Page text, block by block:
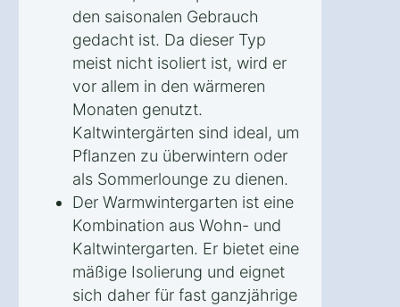
den saisonalen Gebrauch
gedacht ist. Da dieser Typ
meist nicht isoliert ist, wird er
vor allem in den wärmeren
Monaten genutzt.
Kaltwintergärten sind ideal, um
Pflanzen zu überwintern oder
als Sommerlounge zu dienen.
Der Warmwintergarten ist eine
Kombination aus Wohn- und
Kaltwintergarten. Er bietet eine
mäßige Isolierung und eignet
sich daher für fast ganzjährige